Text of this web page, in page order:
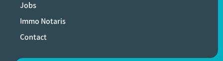
Jobs
Immo Notaris
Contact